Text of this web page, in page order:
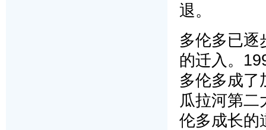
退。
多伦多已逐
的迁入。
多伦多成了
瓜拉河第二
伦多成长的